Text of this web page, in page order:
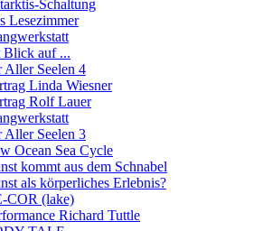
Schaltung
Lesezimmer
Blick auf ...
Aller Seelen 4
Linda Wiesner
Rolf Lauer
Aller Seelen 3
Ocean Sea Cycle
kommt aus dem Schnabel
als körperliches Erlebnis?
COR (lake)
Richard Tuttle